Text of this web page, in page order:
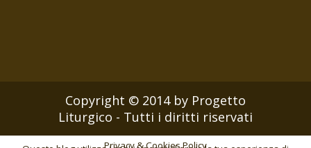
Copyright © 2014 by Progetto
Liturgico - Tutti i diritti riservati
Privacy & Cookies Policy